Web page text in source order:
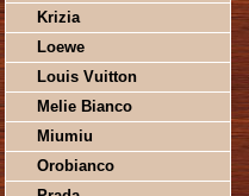
Krizia
Loewe
Louis Vuitton
Melie Bianco
Miumiu
Orobianco